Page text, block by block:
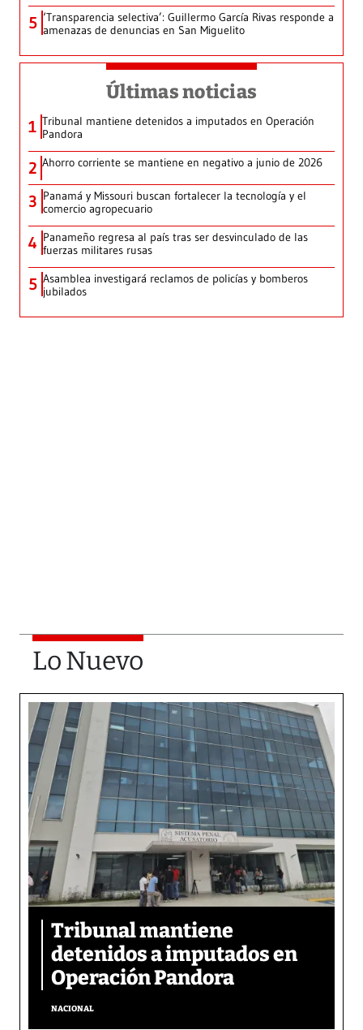
5 ‘Transparencia selectiva’: Guillermo García Rivas responde a
amenazas de denuncias en San Miguelito
Últimas noticias
1 Tribunal mantiene detenidos a imputados en Operación
Pandora
2 Ahorro corriente se mantiene en negativo a junio de 2026
3 Panamá y Missouri buscan fortalecer la tecnología y el
comercio agropecuario
4 Panameño regresa al país tras ser desvinculado de las
fuerzas militares rusas
5 Asamblea investigará reclamos de policías y bomberos
jubilados
Lo Nuevo
Tribunal mantiene
detenidos a imputados en
Operación Pandora
NACIONAL